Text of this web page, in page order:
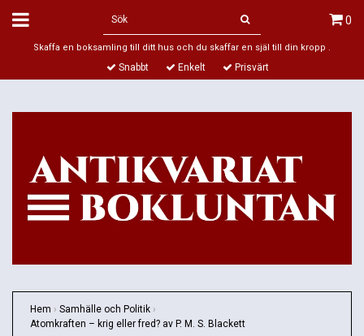
0
Skaffa en boksamling till ditt hus och du skaffar en själ till din kropp .
Snabbt Enkelt Prisvärt
Hem › Samhälle och Politik ›
Atomkraften – krig eller fred? av P. M. S. Blackett